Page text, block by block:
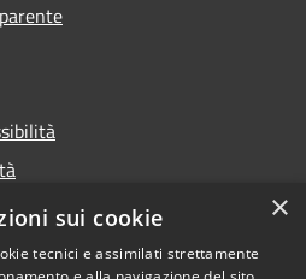
×
sui cookie
tecnici e assimilati strettamente